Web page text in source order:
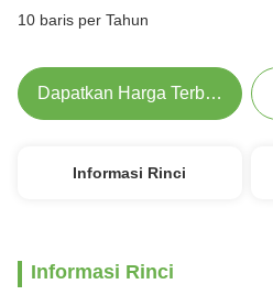
10 baris per Tahun
Dapatkan Harga Terbaik
Informasi Rinci
Informasi Rinci